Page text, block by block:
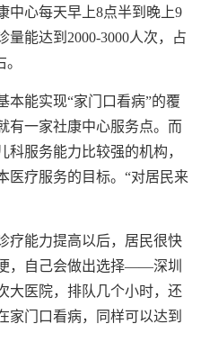
中心每天早上8点半到晚上9
量能达到2000-3000人次，占
本能实现“家门口看病”的覆
有一家社康中心服务点。而
服务能力比较强的机构，
医疗服务的目标。“对居民来
疗能力提高以后，居民很快
，自己会做出选择——深圳
大医院，排队几个小时，还
家门口看病，同样可以达到